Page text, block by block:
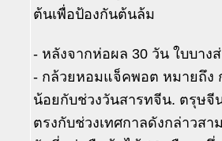
ต้นเพื่อป้องกันต้นล้ม
- หลังจากห่อผล 30 วัน ใบบาง
- กล้วยหอมแจ็คพอต หมายถึง
น้อยกับช่วงวันสารทจีน. ตรุษจี
ตรงกับช่วงเทศกาลดังกล่าวส